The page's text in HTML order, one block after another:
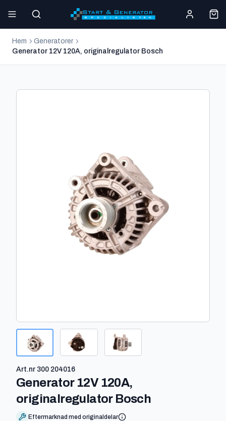
Hem
Generatorer
Generator 12V 120A, originalregulator Bosch
Art.nr 300 204016
Generator 12V 120A,
originalregulator Bosch-
Eftermarknad med originaldelar